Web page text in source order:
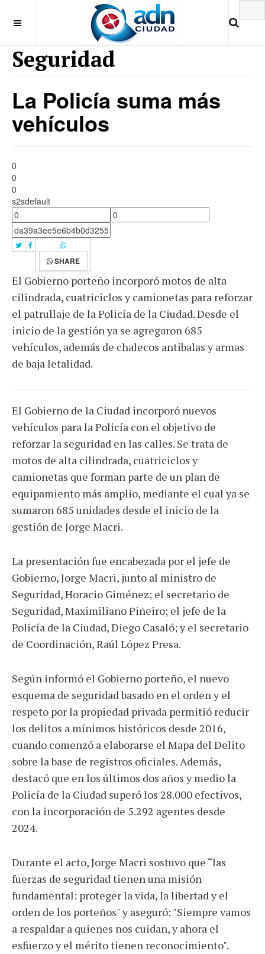
Seguridad
La Policía suma más
vehículos
0
0
0
s2sdefault
SHARE
El Gobierno porteño incorporó motos de alta
cilindrada, cuatriciclos y camionetas para reforzar
el patrullaje de la Policía de la Ciudad. Desde el
inicio de la gestión ya se agregaron 685
vehículos, además de chalecos antibalas y armas
de baja letalidad.
El Gobierno de la Ciudad incorporó nuevos
vehículos para la Policía con el objetivo de
reforzar la seguridad en las calles. Se trata de
motos de alta cilindrada, cuatriciclos y
camionetas que forman parte de un plan de
equipamiento más amplio, mediante el cual ya se
sumaron 685 unidades desde el inicio de la
gestión de Jorge Macri.
La presentación fue encabezada por el jefe de
Gobierno, Jorge Macri, junto al ministro de
Seguridad, Horacio Giménez; el secretario de
Seguridad, Maximiliano Piñeiro; el jefe de la
Policía de la Ciudad, Diego Casaló; y el secretario
de Coordinación, Raúl López Presa.
Según informó el Gobierno porteño, el nuevo
esquema de seguridad basado en el orden y el
respeto por la propiedad privada permitió reducir
los delitos a mínimos históricos desde 2016,
cuando comenzó a elaborarse el Mapa del Delito
sobre la base de registros oficiales. Además,
destacó que en los últimos dos años y medio la
Policía de la Ciudad superó los 28.000 efectivos,
con la incorporación de 5.292 agentes desde
2024.
Durante el acto, Jorge Macri sostuvo que “las
fuerzas de seguridad tienen una misión
fundamental: proteger la vida, la libertad y el
orden de los porteños" y aseguró: "Siempre vamos
a respaldar a quienes nos cuidan, y ahora el
esfuerzo y el mérito tienen reconocimiento".